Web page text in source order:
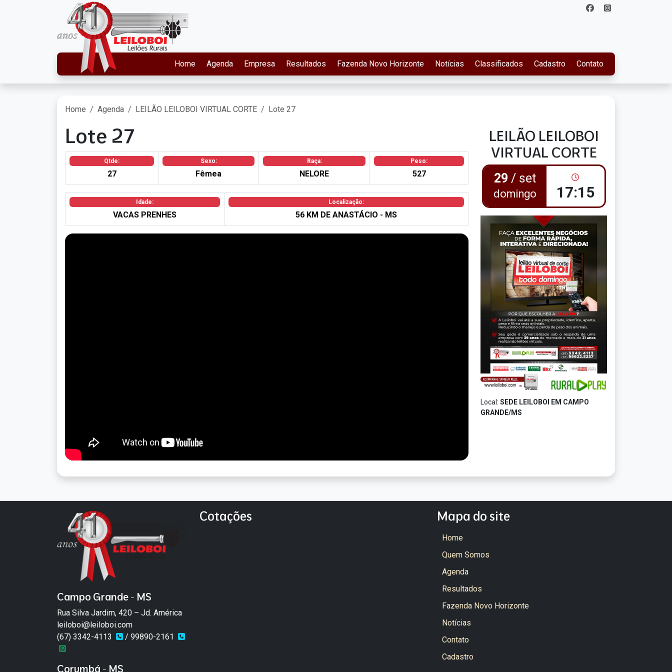
Home Agenda Empresa Resultados Fazenda Novo Horizonte Notícias Classificados Cadastro Contato
Home Agenda LEILÃO LEILOBOI VIRTUAL CORTE Lote 27
Lote 27
Qtde:
27
Sexo:
Fêmea
Raça:
NELORE
Peso:
527
Idade:
VACAS PRENHES
Localização:
56 KM DE ANASTÁCIO - MS
LEILÃO LEILOBOI
VIRTUAL CORTE
29 / set
domingo 17:15
Local: SEDE LEILOBOI EM CAMPO
GRANDE/MS
Campo Grande - MS
Rua Silva Jardim, 420 – Jd. América
leiloboi@leiloboi.com
(67) 3342-4113
/ 99890-2161
Corumbá - MS
Cotações Mapa do site
Home
Quem Somos
Agenda
Resultados
Fazenda Novo Horizonte
Notícias
Contato
Cadastro